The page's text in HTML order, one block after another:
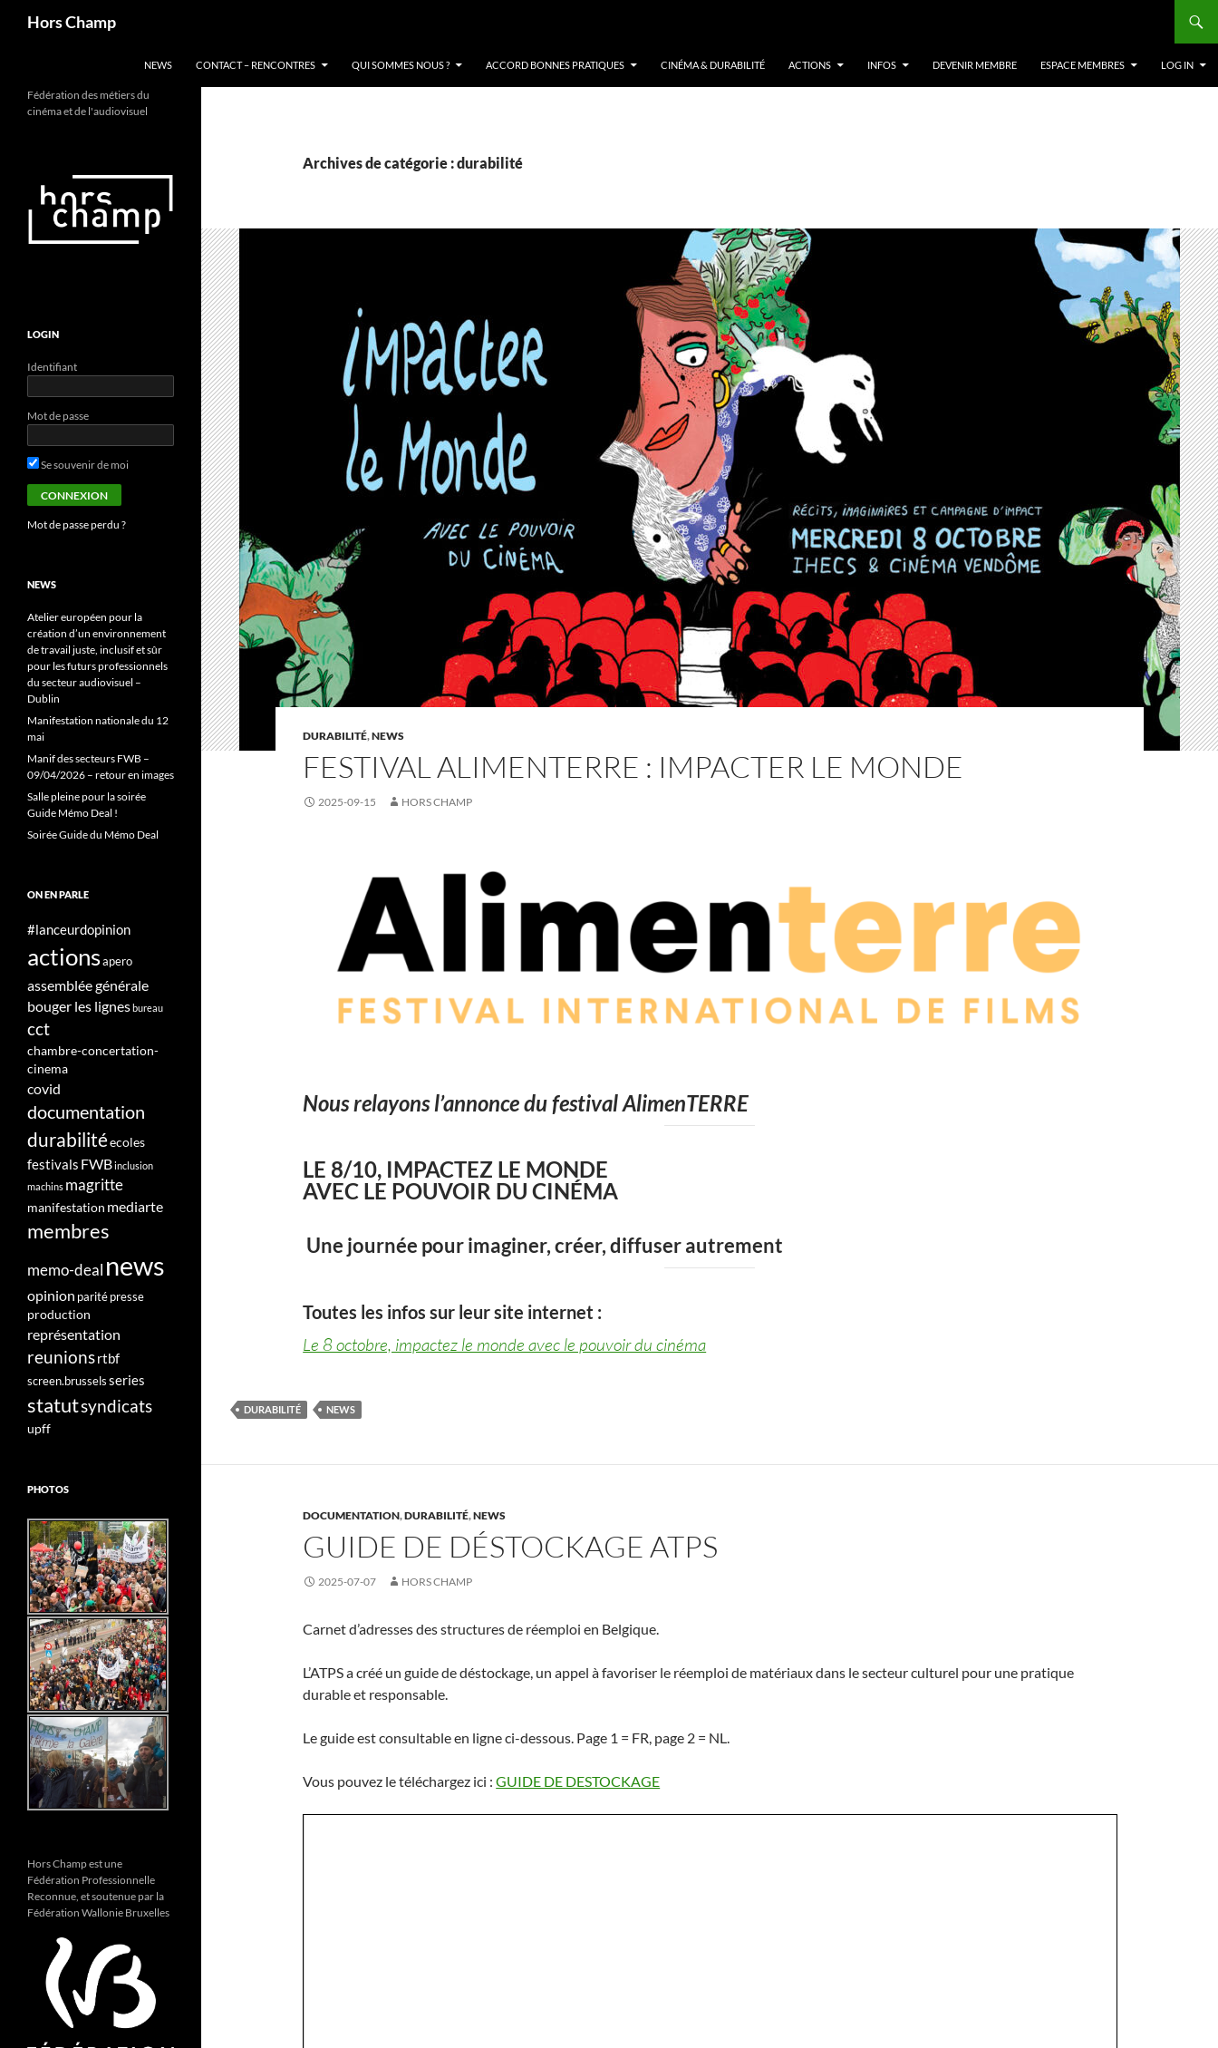
Hors Champ
NEWS CONTACT – RENCONTRES QUI SOMMES NOUS ? ACCORD BONNES PRATIQUES CINÉMA & DURABILITÉ ACTIONS INFOS DEVENIR MEMBRE ESPACE MEMBRES LOG IN
Archives de catégorie : durabilité
DURABILITÉ,NEWS
FESTIVAL ALIMENTERRE : IMPACTER LE MONDE
2025-09-15 HORS CHAMP
Nous relayons l’annonce du festival AlimenTERRE
LE 8/10, IMPACTEZ LE MONDE
AVEC LE POUVOIR DU CINÉMA
Une journée pour imaginer, créer, diffuser autrement
Toutes les infos sur leur site internet :
Le 8 octobre, impactez le monde avec le pouvoir du cinéma
DURABILITÉ NEWS
DOCUMENTATION,DURABILITÉ,NEWS
GUIDE DE DÉSTOCKAGE ATPS
2025-07-07 HORS CHAMP
Carnet d’adresses des structures de réemploi en Belgique.
L’ATPS a créé un guide de déstockage, un appel à favoriser le réemploi de matériaux dans le secteur culturel pour une pratique
durable et responsable.
Le guide est consultable en ligne ci-dessous. Page 1 = FR, page 2 = NL.
Vous pouvez le téléchargez ici :GUIDE DE DESTOCKAGE
Fédération des métiers du
cinéma et de l'audiovisuel
LOGIN
Identifiant
Mot de passe
Se souvenir de moi
Mot de passe perdu ?
NEWS
Atelier européen pour la
création d’un environnement
de travail juste, inclusif et sûr
pour les futurs professionnels
du secteur audiovisuel –
Dublin
Manifestation nationale du 12
mai
Manif des secteurs FWB –
09/04/2026 – retour en images
Salle pleine pour la soirée
Guide Mémo Deal !
Soirée Guide du Mémo Deal
ON EN PARLE
#lanceurdopinion
actionsapero
assemblée générale
bouger les lignesbureau
cct
chambre-concertation-
cinema
covid
documentation
durabilitéecoles
festivals FWBinclusion
machins magritte
manifestation mediarte
membres
memo-deal news
opinion parité presse
production
représentation
reunionsrtbf
screen.brussels series
statutsyndicats
upff
PHOTOS
Hors Champ est une
Fédération Professionnelle
Reconnue, et soutenue par la
Fédération Wallonie Bruxelles